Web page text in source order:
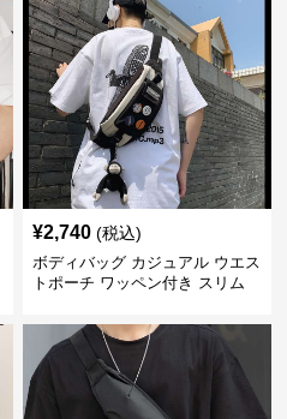
¥2,740 (税込)
ボディバッグ カジュアル ウエス
トポーチ ワッペン付き スリム